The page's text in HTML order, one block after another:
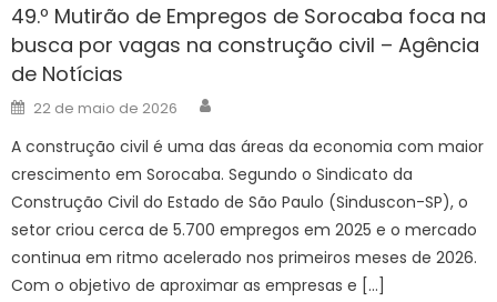
49.º Mutirão de Empregos de Sorocaba foca na
busca por vagas na construção civil – Agência
de Notícias
Posted
on
22 de maio de 2026
A construção civil é uma das áreas da economia com maior
crescimento em Sorocaba. Segundo o Sindicato da
Construção Civil do Estado de São Paulo (Sinduscon-SP), o
setor criou cerca de 5.700 empregos em 2025 e o mercado
continua em ritmo acelerado nos primeiros meses de 2026.
Com o objetivo de aproximar as empresas e […]